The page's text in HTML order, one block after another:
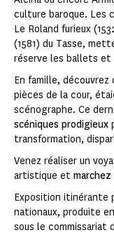
culture baroque. Les
Le Roland furieux
(1581) du Tasse,
réserve les ballets et
En famille,
pièces de la cour,
scénographe. Ce
scéniques prodigieux
transformation,
Venez réaliser un
artistique et
Exposition itinérante
nationaux, produite
sous le commissariat